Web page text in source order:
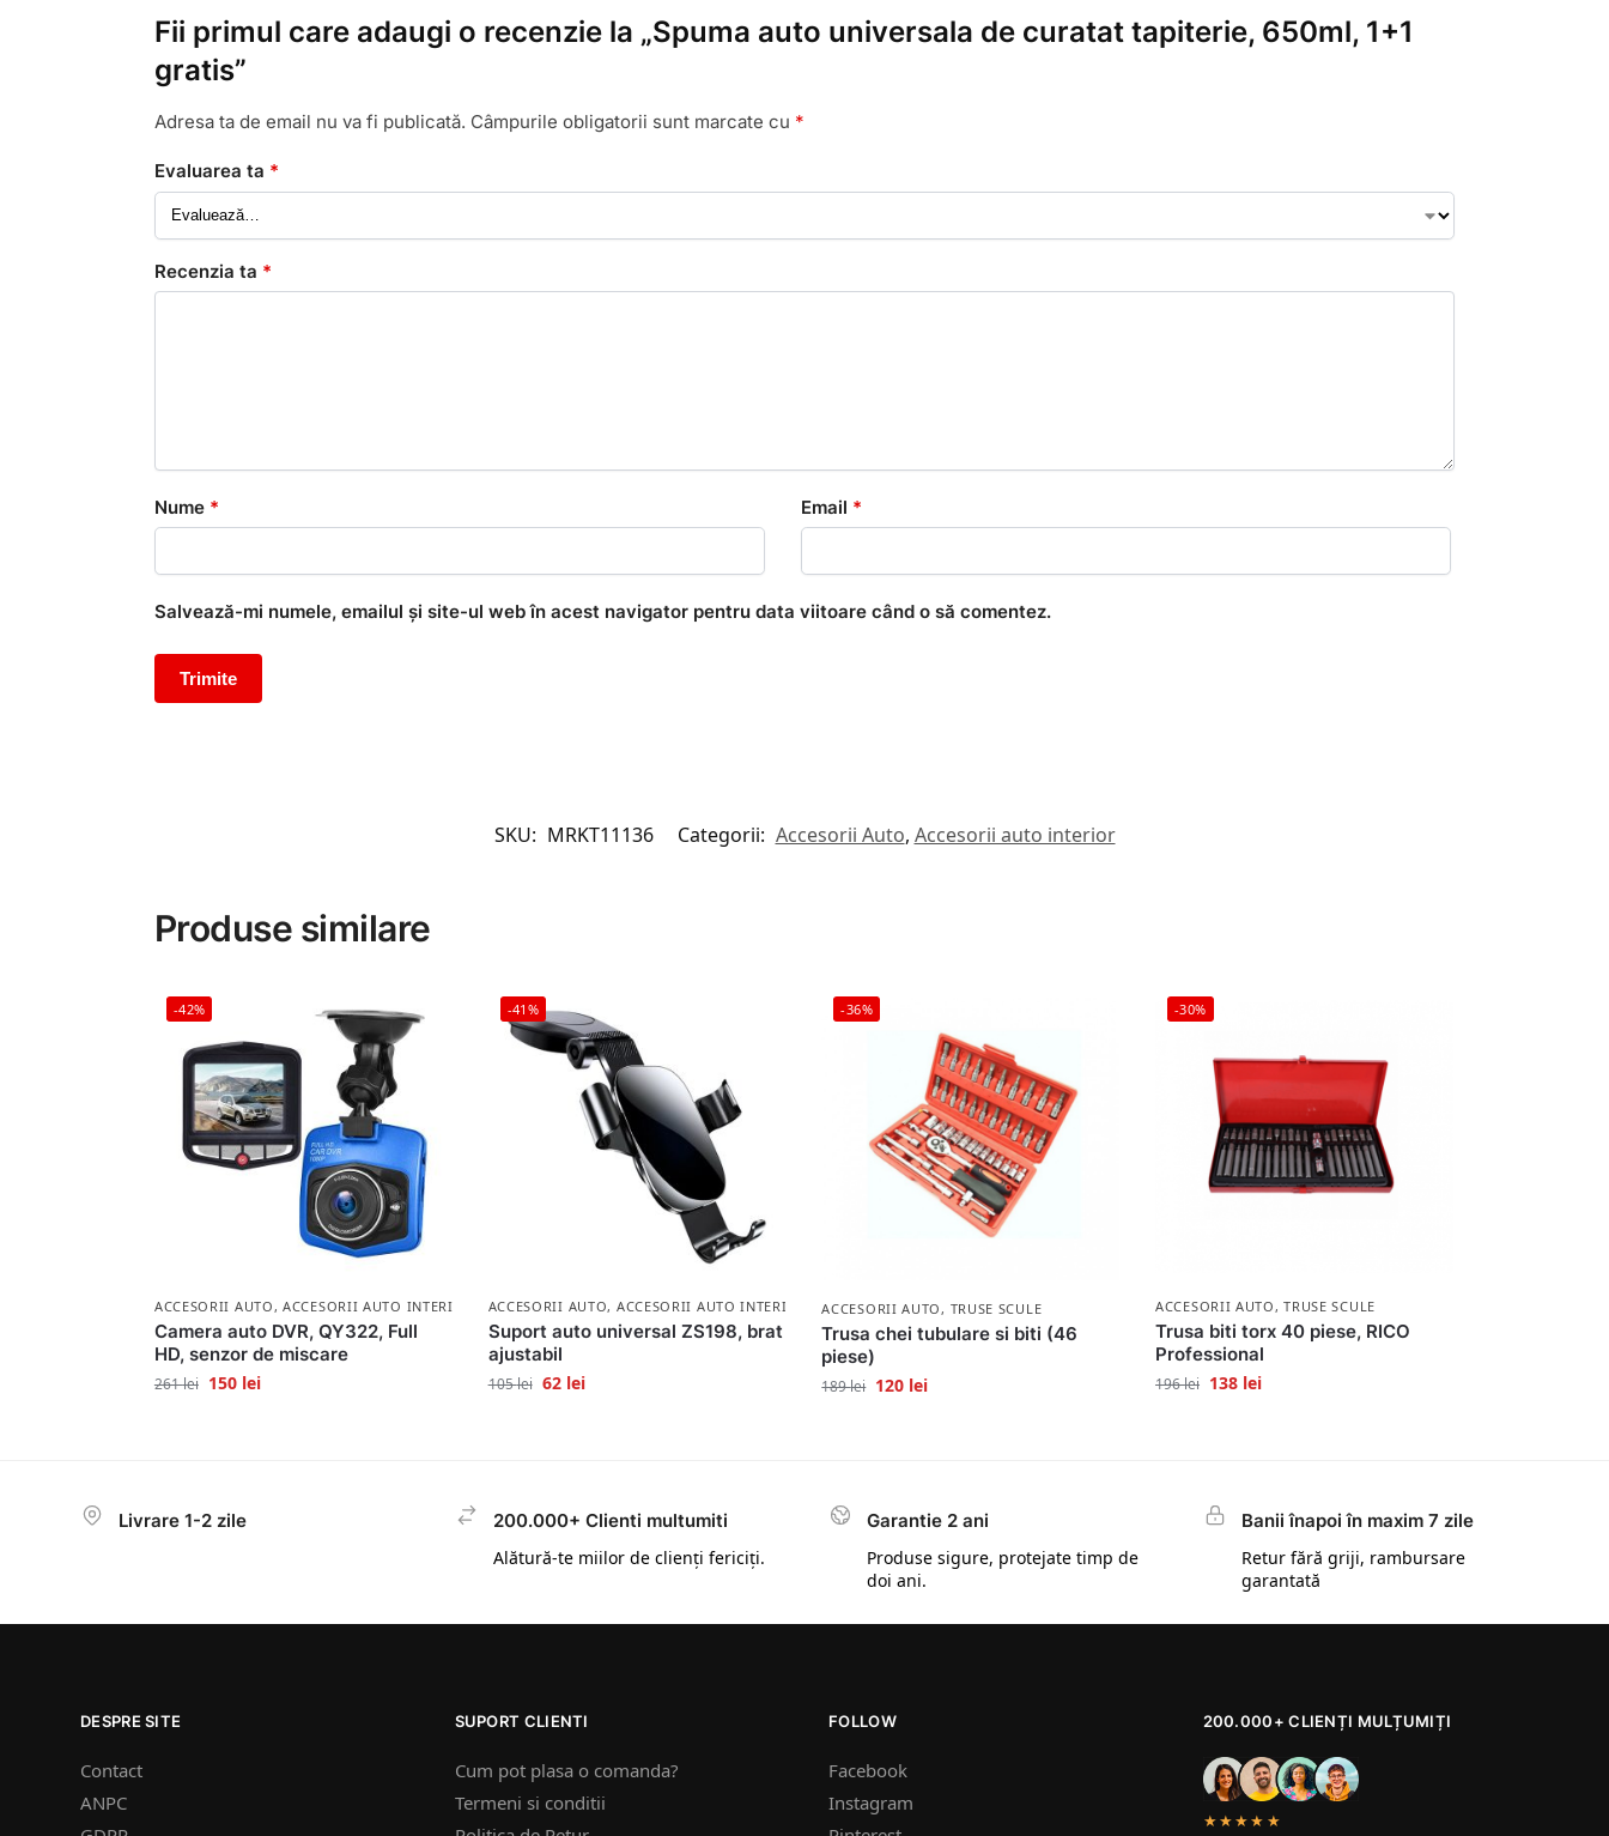
Fii primul care adaugi o recenzie la „Spuma auto universala de curatat tapiterie, 650ml, 1+1
gratis”
Adresa ta de email nu va fi publicată. Câmpurile obligatorii sunt marcate cu *
Evaluarea ta *
Recenzia ta *
Nume * Email *
Salvează-mi numele, emailul și site-ul web în acest navigator pentru data viitoare când o să comentez.
SKU: MRKT11136 Categorii: Accesorii Auto, Accesorii auto interior
Produse similare
-42%
ACCESORII AUTO ,ACCESORII AUTO INTERIOR
Camera auto DVR, QY322, Full
HD, senzor de miscare
261lei 150 lei
-41%
ACCESORII AUTO, ACCESORII AUTO INTERIOR
Suport auto universal ZS198, brat
ajustabil
105lei 62 lei
-36%
ACCESORII AUTO, TRUSE SCULE
Trusa chei tubulare si biti (46
piese)
189lei 120 lei
-30%
ACCESORII AUTO ,TRUSE SCULE
Trusa biti torx 40 piese, RICO
Professional
196lei 138 lei
Livrare 1-2 zile
200.000+ Clienti multumiti
Alătură-te miilor de clienți fericiți.
Garantie 2 ani
Produse sigure, protejate timp de
doi ani.
Banii înapoi în maxim 7 zile
Retur fără griji, rambursare
garantată
DESPRE SITE
Contact
ANPC
SUPORT CLIENTI
Cum pot plasa o comanda?
Termeni si conditii
FOLLOW
Facebook
Instagram
200.000+ CLIENȚI MULȚUMIȚI
★★★★★